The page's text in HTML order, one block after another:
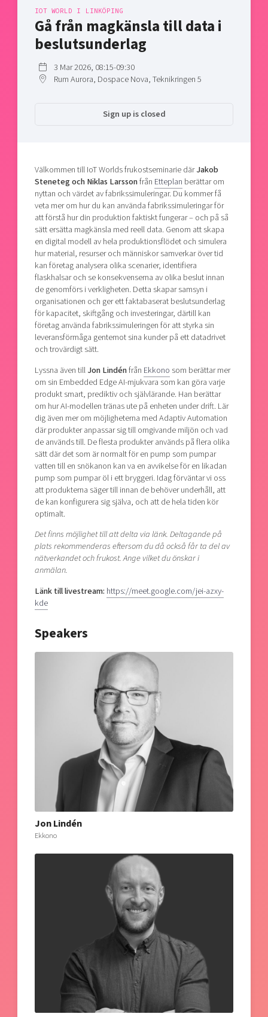
Shaping cities and regions
Bright East
East Sweden Tech Women
Upscaling
Talent & skills
Startup & industry collaboration
Offers to boost your business
Funding opportunities
Our community of companies
Projects
Publications
Project toolbox
Locations
Today's lunch in Mjärdevi
IOT WORLD I LINKÖPING
Gå från magkänsla till data i
beslutsunderlag
3 Mar 2026, 08:15-09:30
Rum Aurora, Dospace Nova, Teknikringen 5
Sign up is closed
Välkommen till IoT Worldsfrukostseminarie därJakob
Steneteg och Niklas Larssonfrån Etteplan berättar om
nyttan och värdet av fabrikssimuleringar. Du kommer få
veta mer om hur du kan använda fabrikssimuleringar för
att förstå hur din produktion faktiskt fungerar – och på så
sätt ersätta magkänsla med reell data. Genom att skapa
en digital modell av hela produktionsflödet och simulera
hur material, resurser och människor samverkar över tid
kan företag analysera olika scenarier, identifiera
flaskhalsar och se konsekvenserna av olika beslut innan
de genomförs i verkligheten. Detta skapar samsyn i
organisationen och ger ett faktabaserat beslutsunderlag
för kapacitet, skiftgång och investeringar, därtill kan
företag använda fabrikssimuleringen för att styrka sin
leveransförmåga gentemot sina kunder på ett datadrivet
och trovärdigt sätt.
Lyssna även tillJon Lindénfrån Ekkono som berättar mer
om sin Embedded Edge AI-mjukvara som kan göra varje
produkt smart, prediktiv och självlärande. Han berättar
om hur AI-modellen tränas ute på enheten under drift. Lär
dig även mer om möjligheterna med Adaptiv Automation
där produkter anpassar sig till omgivande miljön och vad
de används till. De flesta produkter används på flera olika
sätt där det som är normalt för en pump som pumpar
vatten till en snökanon kan va en avvikelse för en likadan
pump som pumpar öl i ett bryggeri. Idag förväntar vi oss
att produkterna säger till innan de behöver underhåll, att
de kan konfigurera sig själva, och att de hela tiden kör
optimalt.
Det finns möjlighet till att delta via länk. Deltagande på
plats rekommenderas eftersom du då också får ta del av
nätverkandet och frukost. Ange vilket du önskar i
anmälan.
Länk till livestream: https://meet.google.com/jei-azxy-
kde
Speakers
Jon Lindén
Ekkono